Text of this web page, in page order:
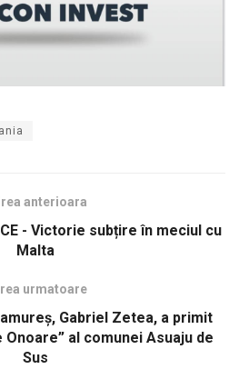
anterioara
- Victorie subțire în meciul cu
Malta
urmatoare
Gabriel Zetea, a primit
al comunei Asuaju de
Sus